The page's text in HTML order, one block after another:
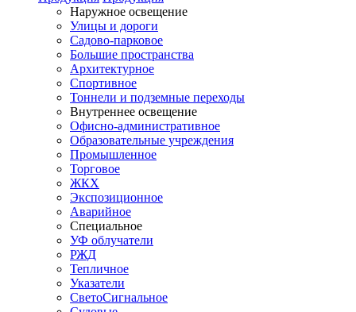
Наружное освещение
Улицы и дороги
Садово-парковое
Большие пространства
Архитектурное
Спортивное
Тоннели и подземные переходы
Внутреннее освещение
Офисно-административное
Образовательные учреждения
Промышленное
Торговое
ЖКХ
Экспозиционное
Аварийное
Специальное
УФ облучатели
РЖД
Тепличное
Указатели
СветоСигнальное